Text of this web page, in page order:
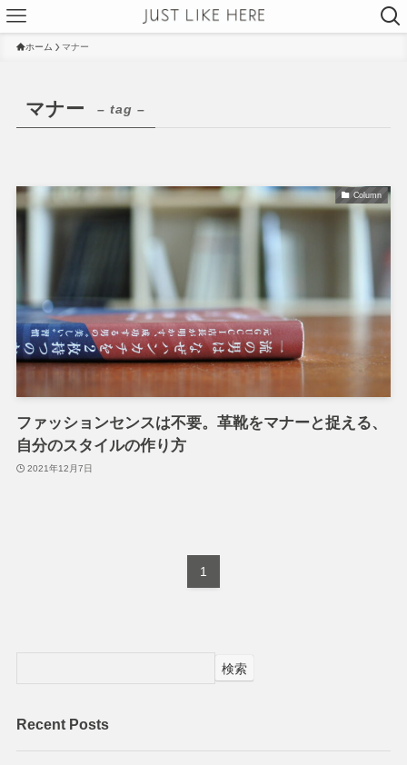
ホーム マナー
マナー – tag –
Column
ファッションセンスは不要。革靴をマナーと捉える、
自分のスタイルの作り方
2021年12月7日
1
検索
Recent Posts